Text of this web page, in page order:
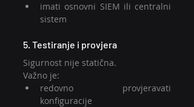
imati osnovni SIEM ili centralni
sistem
5. Testiranje i provjera
Sigurnost nije statična.
Važno je:
redovno provjeravati
konfiguracije